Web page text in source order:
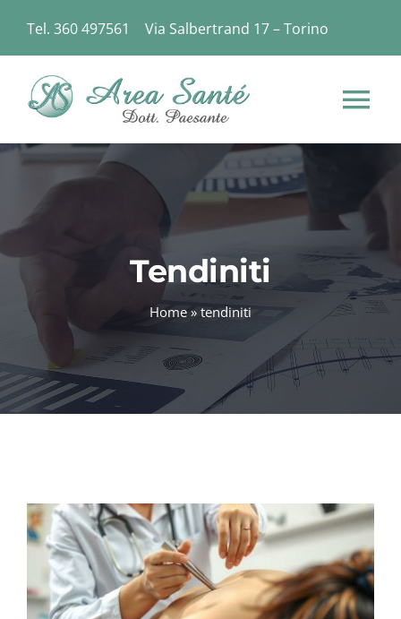
content
Tel. 360 497561 | Via Salbertrand 17 – Torino
CHI SIAMO
SERVIZI
NEWS
Tendiniti
Home » tendiniti